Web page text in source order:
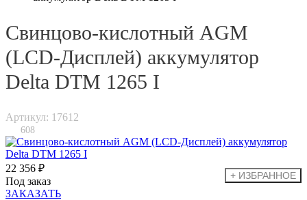
Свинцово-кислотный AGM
(LCD-Дисплей) аккумулятор
Delta DTM 1265 I
Артикул: 17612
608
22 356 ₽
Под заказ
ЗАКАЗАТЬ